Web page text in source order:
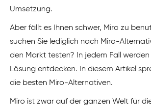
Umsetzung.
Aber fällt es Ihnen schwer, Miro zu
suchen Sie lediglich nach Miro-
den Markt testen? In jedem Fall
Lösung entdecken. In diesem Artikel
die besten Miro-Alternativen.
Miro ist zwar auf der ganzen Welt für